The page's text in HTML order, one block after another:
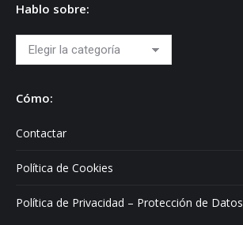
Hablo sobre:
Hablo
sobre:
Cómo:
Contactar
Política de Cookies
Política de Privacidad – Protección de Datos